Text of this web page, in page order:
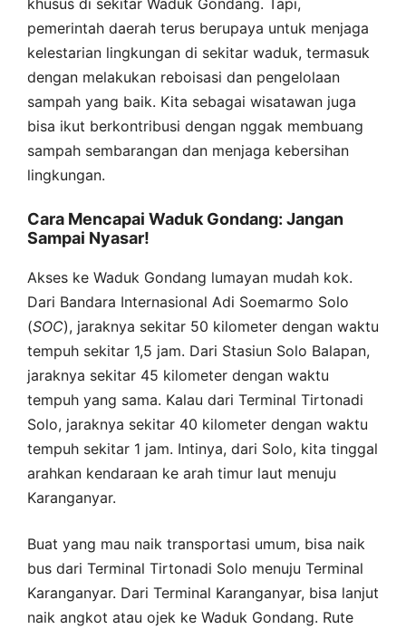
khusus di sekitar Waduk Gondang. Tapi,
pemerintah daerah terus berupaya untuk menjaga
kelestarian lingkungan di sekitar waduk, termasuk
dengan melakukan reboisasi dan pengelolaan
sampah yang baik. Kita sebagai wisatawan juga
bisa ikut berkontribusi dengan nggak membuang
sampah sembarangan dan menjaga kebersihan
lingkungan.
Cara Mencapai Waduk Gondang: Jangan
Sampai Nyasar!
Akses ke Waduk Gondang lumayan mudah kok.
Dari Bandara Internasional Adi Soemarmo Solo
(SOC), jaraknya sekitar 50 kilometer dengan waktu
tempuh sekitar 1,5 jam. Dari Stasiun Solo Balapan,
jaraknya sekitar 45 kilometer dengan waktu
tempuh yang sama. Kalau dari Terminal Tirtonadi
Solo, jaraknya sekitar 40 kilometer dengan waktu
tempuh sekitar 1 jam. Intinya, dari Solo, kita tinggal
arahkan kendaraan ke arah timur laut menuju
Karanganyar.
Buat yang mau naik transportasi umum, bisa naik
bus dari Terminal Tirtonadi Solo menuju Terminal
Karanganyar. Dari Terminal Karanganyar, bisa lanjut
naik angkot atau ojek ke Waduk Gondang. Rute